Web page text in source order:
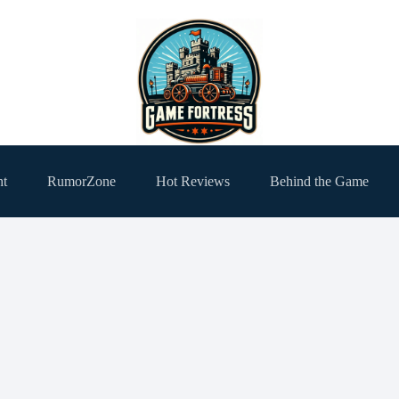
RumorZone Hot Reviews Behind the Game